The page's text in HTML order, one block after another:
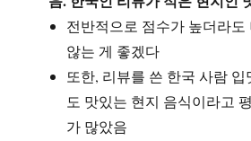
전반적으로 점수가 높더라도
않는 게 좋겠다
또한, 리뷰를 쓴 한국 사람
도 맛있는 현지 음식이라고
가 많았음